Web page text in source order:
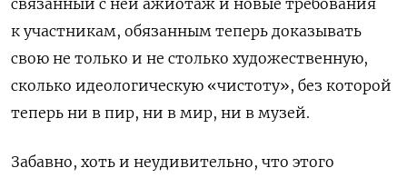
связанный с ней ажиотаж и новые требования
к участникам, обязанным теперь доказывать
свою не только и не столько художественную,
сколько идеологическую «чистоту», без которой
теперь ни в пир, ни в мир, ни в музей.
Забавно, хоть и неудивительно, что этого